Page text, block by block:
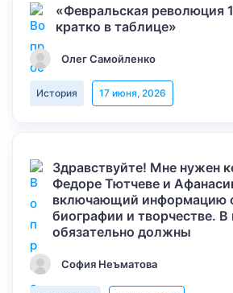
«Февральская революция
кратко в таблице»
Олег Самойленко
История 17 июня, 2026
Здравствуйте! Мне нужен
Федоре Тютчеве и
включающий информацию
биографии и творчестве. В
обязательно должны
София Неъматова